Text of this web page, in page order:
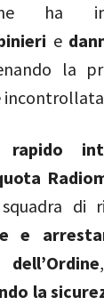
ha
e
la
rapido
di
e
la